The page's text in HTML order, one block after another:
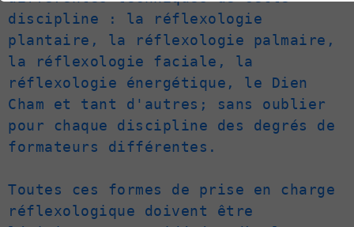
discipline : la réflexologie
plantaire, la réflexologie palmaire,
la réflexologie faciale, la
réflexologie énergétique, le Dien
Cham et tant d'autres; sans oublier
pour chaque discipline des degrés de
formateurs différentes.
Toutes ces formes de prise en charge
réflexologique doivent être